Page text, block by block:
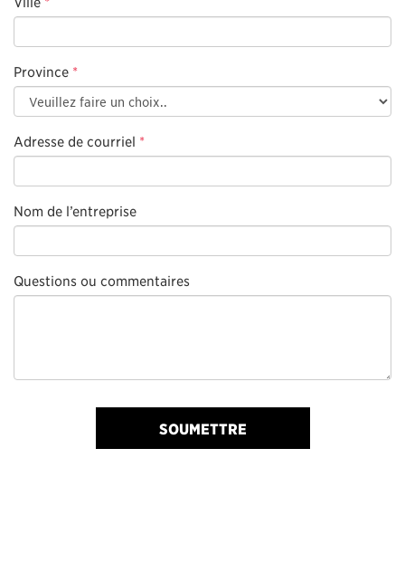
Province *
Adresse de courriel *
Nom de l’entreprise
Questions ou commentaires
SOUMETTRE